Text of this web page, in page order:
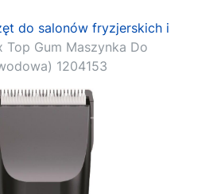
do salonów fryzjerskich i
Top Gum Maszynka Do
1204153